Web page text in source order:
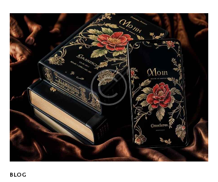
BLOG